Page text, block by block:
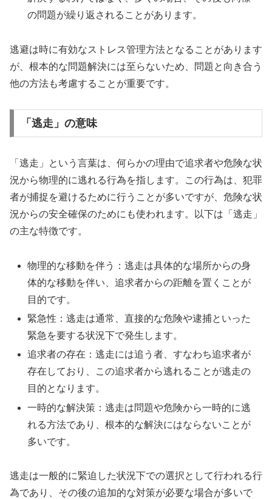
の問題が繰り返されることがあります。
逃避は時に有効なストレス管理方法となることがあります
が、根本的な問題解決には至らないため、問題と向き合う
他の方法も考慮することが重要です。
「逃走」の意味
「逃走」という言葉は、何らかの理由で追求者や危険な状
況から物理的に逃れる行為を指します。この行為は、犯罪
者が捕捉を避けるために行うことが多いですが、危険な状
況からの安全確保のためにも使われます。以下は「逃走」
の主な特徴です。
物理的な移動を伴う：逃走は具体的な場所からの身
体的な移動を伴い、追求者からの距離を置くことが
目的です。
緊急性：逃走は通常、直接的な危険や逮捕といった
緊急を要する状況下で発生します。
追求者の存在：逃走には追う者、すなわち追求者が
存在しており、この追求者から逃れることが逃走の
目的となります。
一時的な解決策：逃走は問題や危険から一時的に逃
れる方法であり、根本的な解決にはならないことが
多いです。
逃走は一般的に緊迫した状況下での選択として行われる行
為であり、その後の追加的な対策が必要な場合が多いで